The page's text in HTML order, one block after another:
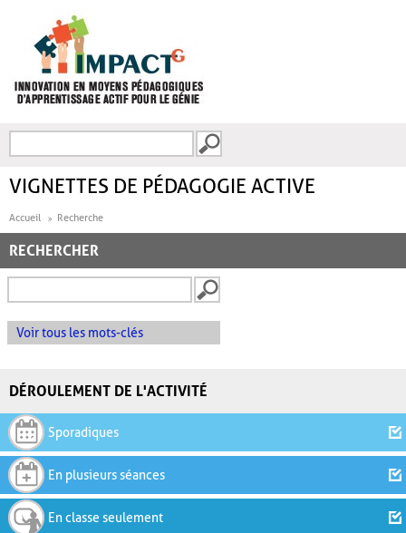
FORMULAIRE DE
VIGNETTES DE PÉDAGOGIE ACTIVE
Accueil Recherche
RECHERCHER
Voir tous les mots-clés
DÉROULEMENT DE L'ACTIVITÉ
Sporadiques
En plusieurs séances
En classe seulement